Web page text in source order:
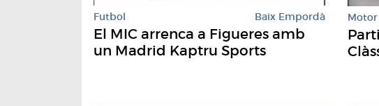
Futbol Baix Empordà
El MIC arrenca a Figueres amb
un Madrid Kaptru Sports
Motor